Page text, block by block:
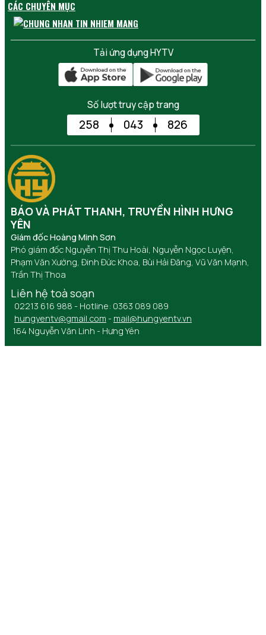
CÁC CHUYÊN MỤC
Tải ứng dụng HYTV
Số lượt truy cập trang
258 043 826
BÁO VÀ PHÁT THANH, TRUYỀN HÌNH HƯNG
YÊN
Giám đốc Hoàng Minh Sơn
Phó giám đốc Nguyễn Thị Thu Hoài, Nguyễn Ngọc Luyện,
Phạm Văn Xướng, Đinh Đức Khoa, Bùi Hải Đăng, Vũ Văn Mạnh,
Trần Thị Thoa
Liên hệ toà soạn
02213 616 988 - Hotline: 0363 089 089
hungyentv@gmail.com - mail@hungyentv.vn
164 Nguyễn Văn Linh - Hưng Yên